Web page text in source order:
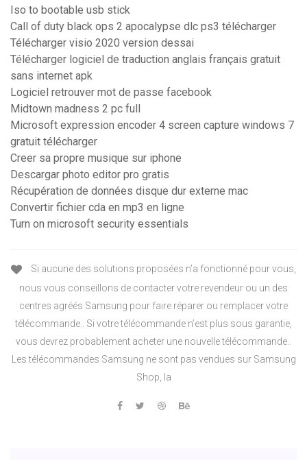
Iso to bootable usb stick
Call of duty black ops 2 apocalypse dlc ps3 télécharger
Télécharger visio 2020 version dessai
Télécharger logiciel de traduction anglais français gratuit
sans internet apk
Logiciel retrouver mot de passe facebook
Midtown madness 2 pc full
Microsoft expression encoder 4 screen capture windows 7
gratuit télécharger
Creer sa propre musique sur iphone
Descargar photo editor pro gratis
Récupération de données disque dur externe mac
Convertir fichier cda en mp3 en ligne
Turn on microsoft security essentials
Si aucune des solutions proposées n’a fonctionné pour vous,
nous vous conseillons de contacter votre revendeur ou un des
centres agréés Samsung pour faire réparer ou remplacer votre
télécommande.. Si votre télécommande n’est plus sous garantie,
vous devrez probablement acheter une nouvelle télécommande..
Les télécommandes Samsung ne sont pas vendues sur Samsung
Shop, la